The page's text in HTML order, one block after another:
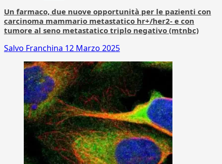
Un farmaco, due nuove opportunità per le pazienti con
carcinoma mammario metastatico hr+/her2- e con
tumore al seno metastatico triplo negativo (mtnbc)
Salvo Franchina 12 Marzo 2025